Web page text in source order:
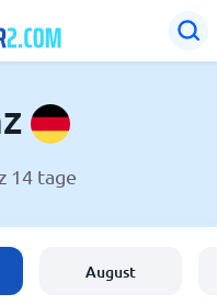
14 tage
August